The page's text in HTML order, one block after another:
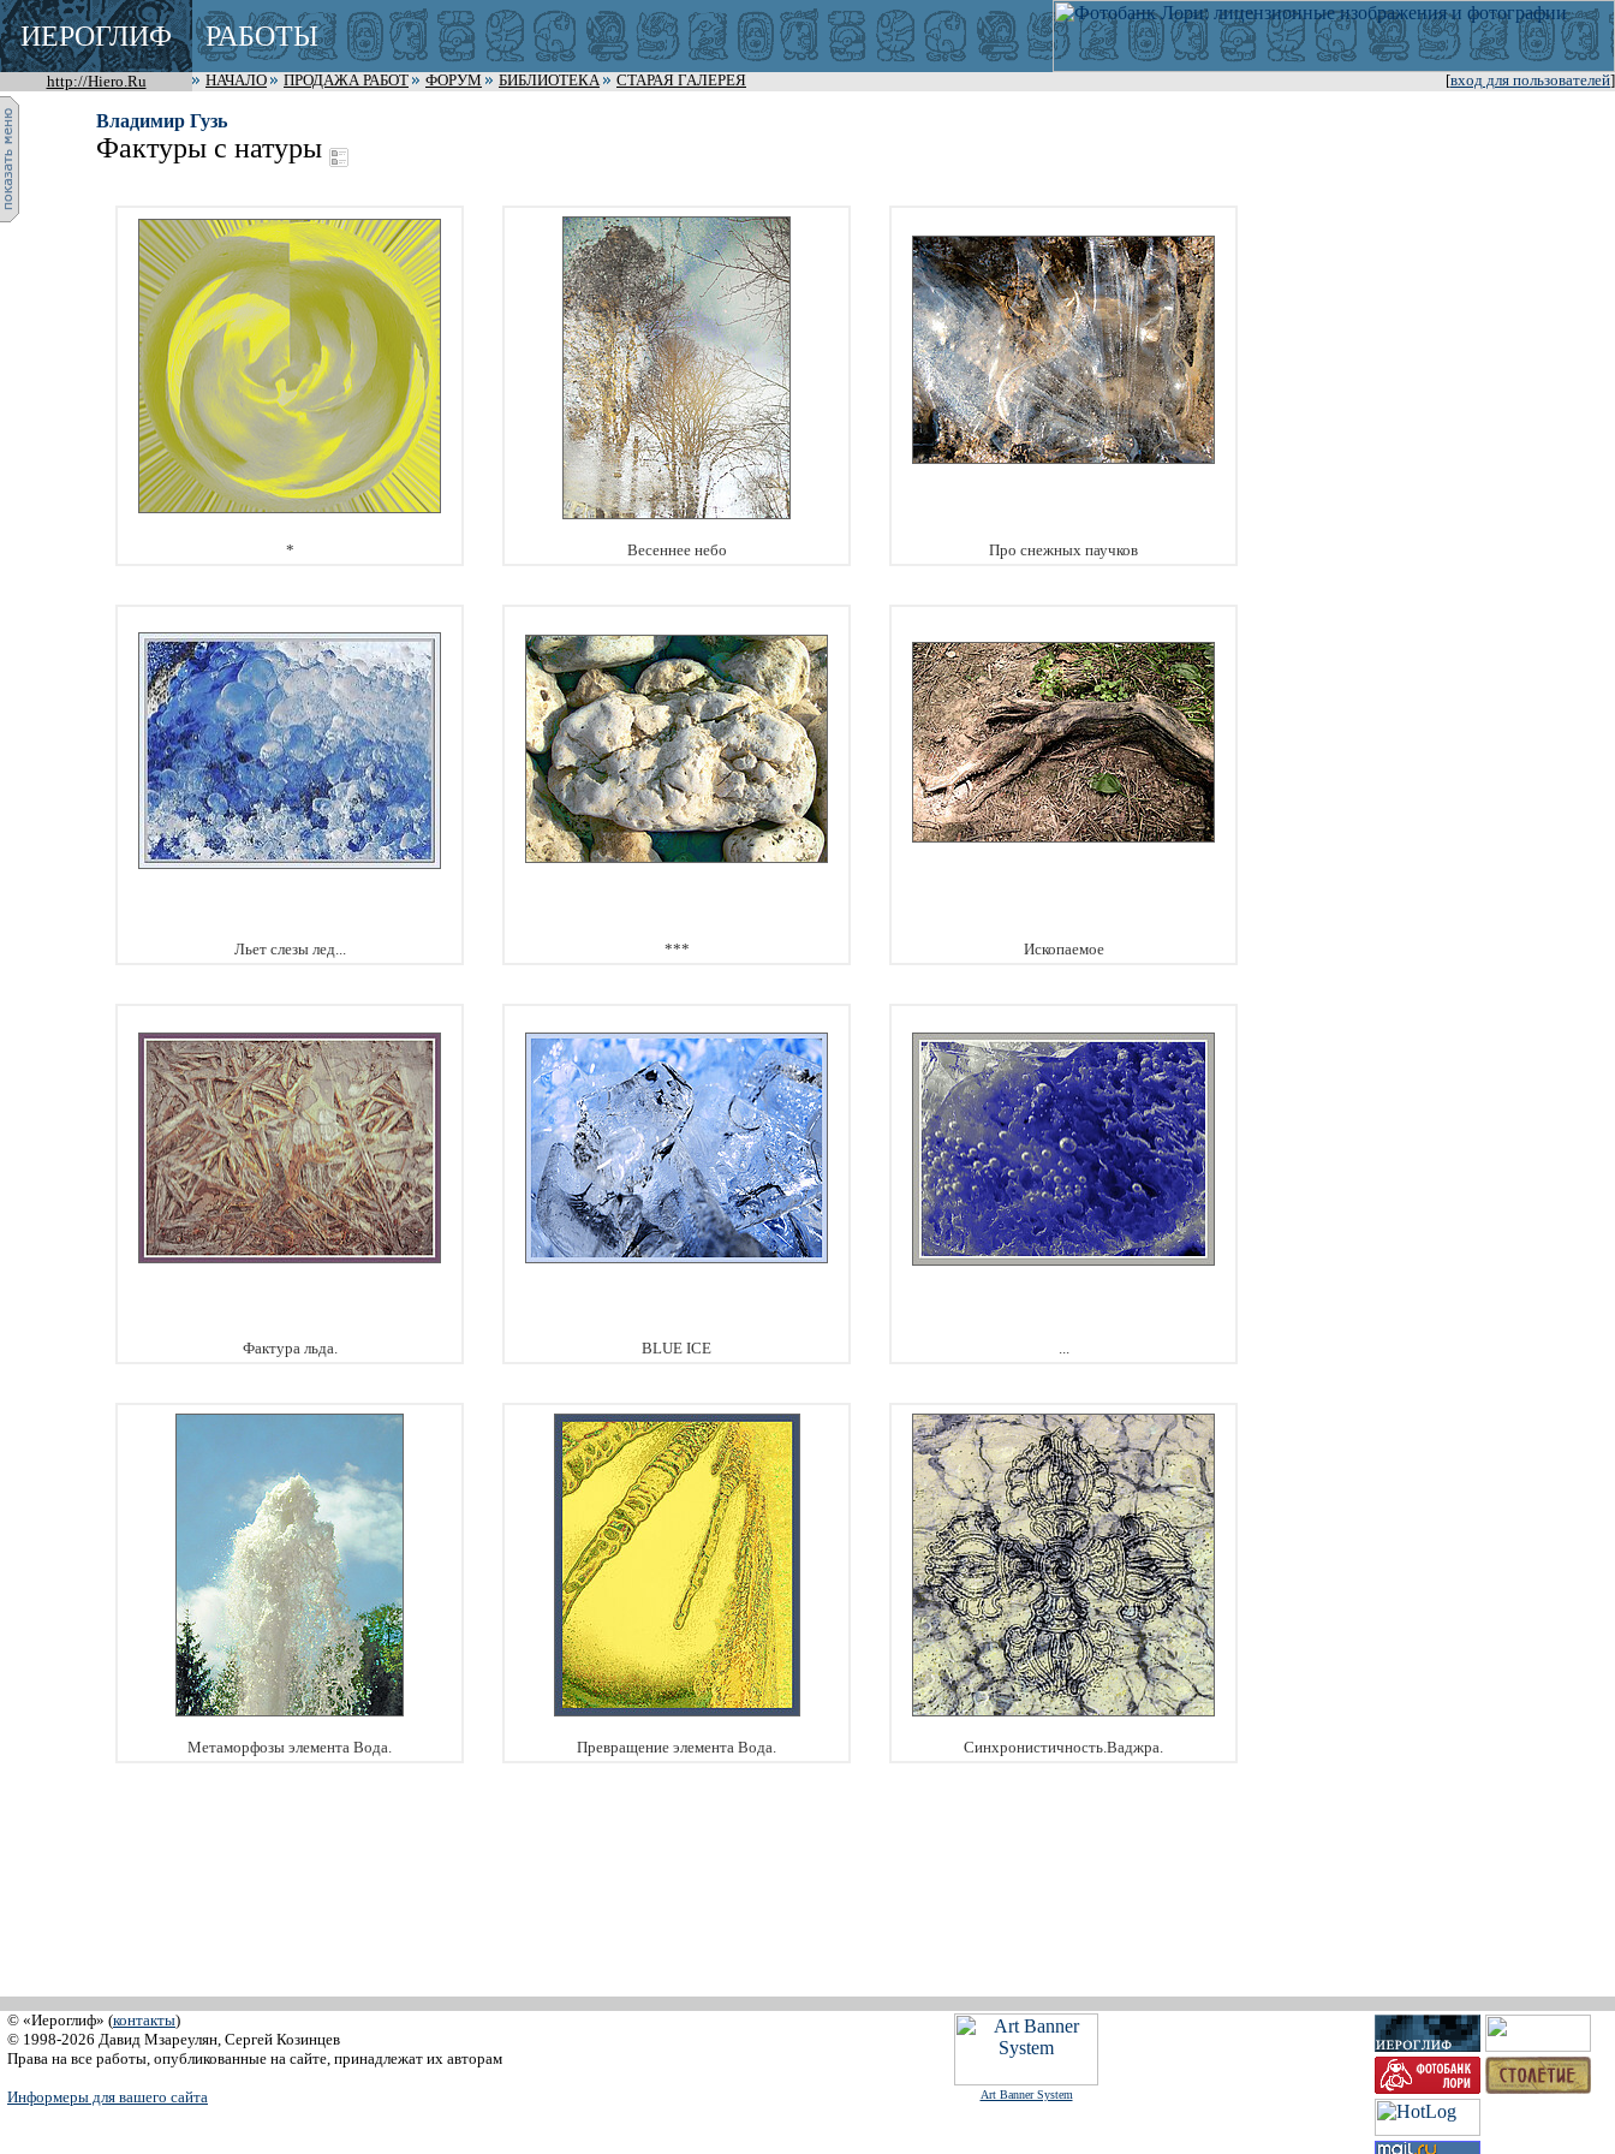
ИЕРОГЛИФ РАБОТЫ
http://Hiero.Ru [вход для пользователей]
НАЧАЛО ПРОДАЖА РАБОТ ФОРУМ БИБЛИОТЕКА СТАРАЯ ГАЛЕРЕЯ
Владимир Гузь
Фактуры с натуры
* Весеннее небо Про снежных паучков
Льет слезы лед... *** Ископаемое
Фактура льда. BLUE ICE ...
Метаморфозы элемента Вода. Превращение элемента Вода. Синхронистичность.Ваджра.
© «Иероглиф» (контакты)
© 1998-2026 Давид Мзареулян, Сергей Козинцев
Права на все работы, опубликованные на сайте, принадлежат их авторам
Информеры для вашего сайта Art Banner System